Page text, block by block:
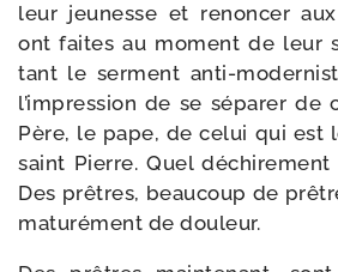
leur jeu­nesse et renon­cer aux
ont faites au moment de leur
tant le ser­ment anti-​
l’impression de se sépa­rer
Père, le pape, de celui qui est
saint Pierre. Quel
Des prêtres, beau­coup de
ma­tu­ré­ment de douleur.